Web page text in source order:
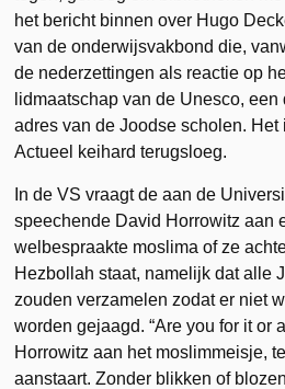
het bericht binnen over Hugo
van de onderwijsvakbond die,
de nederzettingen als reactie op
lidmaatschap van de Unesco,
adres van de Joodse scholen. Het
Actueel keihard terugsloeg.
In de VS vraagt de aan de
speechende David Horrowitz aan
welbespraakte moslima of ze
Hezbollah staat, namelijk dat alle
zouden verzamelen zodat er niet
worden gejaagd. “Are you for it or
Horrowitz aan het moslimmeisje,
aanstaart. Zonder blikken of